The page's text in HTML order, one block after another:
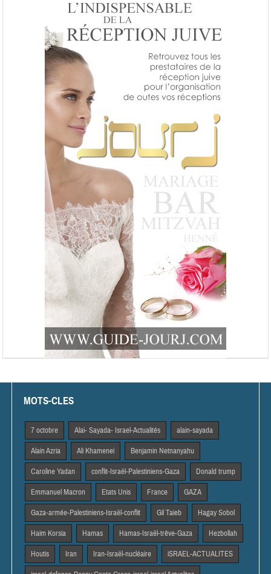
MOTS-CLES
7 octobre Alai- Sayada- Israel-Actualités alain-sayada
Alain Azria Ali Khamenei Benjamin Netnanyahu
Caroline Yadan conflit-Israël-Palestiniens-Gaza Donald trump
Emmanuel Macron Etats Unis France GAZA
Gaza-armée-Palestiniens-Israël-conflit Gil Taieb Hagay Sobol
Haim Korsia Hamas Hamas-Israël-trêve-Gaza Hezbollah
Houtis Iran Iran-Israël-nucléaire iSRAEL-ACTUALITES